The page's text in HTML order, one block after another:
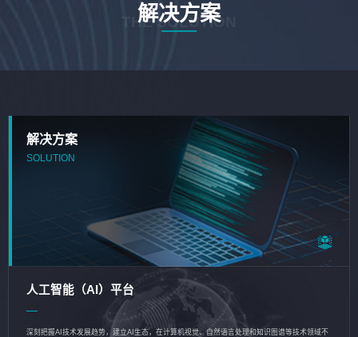
解决方案
THE SOLUTION
解决方案
SOLUTION
人工智能（AI）平台
深刻把握AI技术发展趋势，建立AI生态，在计算机视觉、自然语言处理和知识图谱等技术领域不